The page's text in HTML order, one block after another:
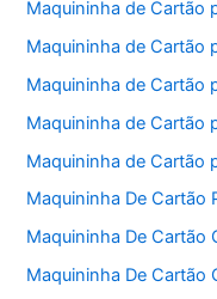
Maquininha de Cartão
Maquininha de Cartão
Maquininha de Cartão
Maquininha de Cartão
Maquininha de Cartão
Maquininha De Cartão
Maquininha De Cartão
Maquininha De Cartão